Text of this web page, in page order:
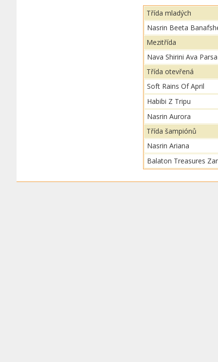
Třída mladých
Nasrin Beeta
Mezitřída
Nava Shirini Ava Parsa
Třída otevřená
Soft Rains Of April
Habibi Z Tripu
Nasrin Aurora
Třída šampiónů
Nasrin Ariana
Balaton Treasures